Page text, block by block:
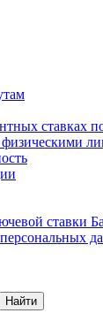
ставках
физическими
ставки